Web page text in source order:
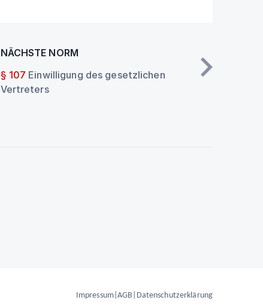
NÄCHSTE NORM
§ 107 Einwilligung des gesetzlichen
Vertreters
Impressum|AGB Datenschutzerklärung